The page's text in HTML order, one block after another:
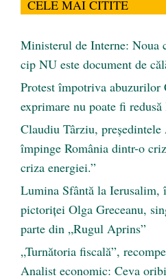
CELE MAI CITITE
Ministerul de Interne: Noua
cip NU este document de
Protest împotriva abuzurilor
exprimare nu poate fi redusă
Claudiu Târziu,
împinge România dintr-o
criza energiei.”
Lumina Sfântă la Ierusalim,
pictoriței Olga Greceanu,
parte din „Rugul Aprins”
„Turnătoria fiscală”,
Analist economic: Ceva